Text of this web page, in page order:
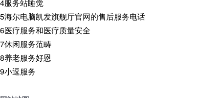
4服务站睡觉
5海尔电脑凯发旗舰厅官网的售后服务电话
6医疗服务和医疗质量安全
7休闲服务范畴
8养老服务好恩
9小逗服务